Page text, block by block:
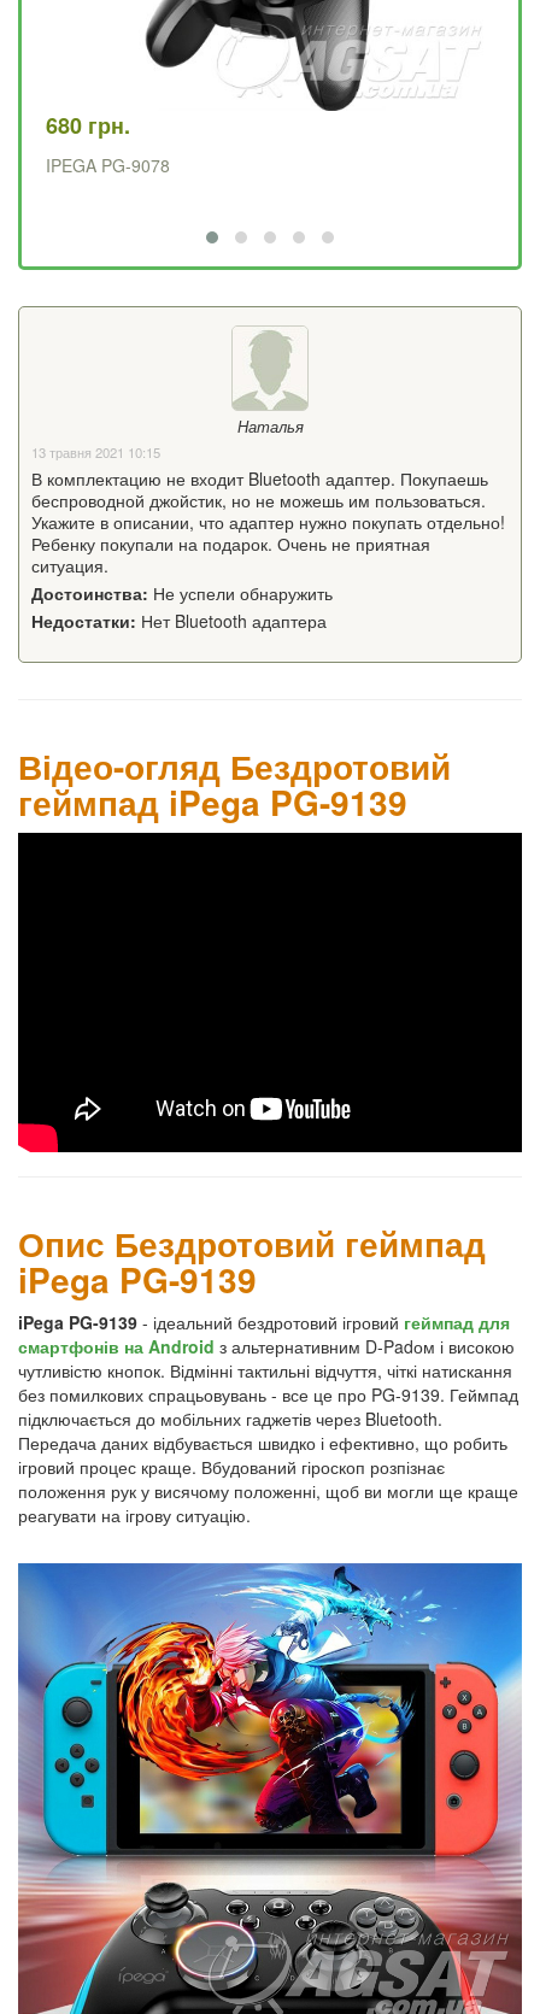
680 грн.
IPEGA PG-9078
Наталья
13 травня 2021 10:15
В комплектацию не входит Bluetooth адаптер. Покупаешь
беспроводной джойстик, но не можешь им пользоваться.
Укажите в описании, что адаптер нужно покупать отдельно!
Ребенку покупали на подарок. Очень не приятная
ситуация.
Достоинства: Не успели обнаружить
Недостатки: Нет Bluetooth адаптера
Відео-огляд Бездротовий
геймпад iPega PG-9139
Опис Бездротовий геймпад
iPega PG-9139
iPega PG-9139 - ідеальний бездротовий ігровий геймпад для
смартфонів на Android з альтернативним D-Padом і високою
чутливістю кнопок. Відмінні тактильні відчуття, чіткі натискання
без помилкових спрацьовувань - все це про PG-9139. Геймпад
підключається до мобільних гаджетів через Bluetooth.
Передача даних відбувається швидко і ефективно, що робить
ігровий процес краще. Вбудований гіроскоп розпізнає
положення рук у висячому положенні, щоб ви могли ще краще
реагувати на ігрову ситуацію.